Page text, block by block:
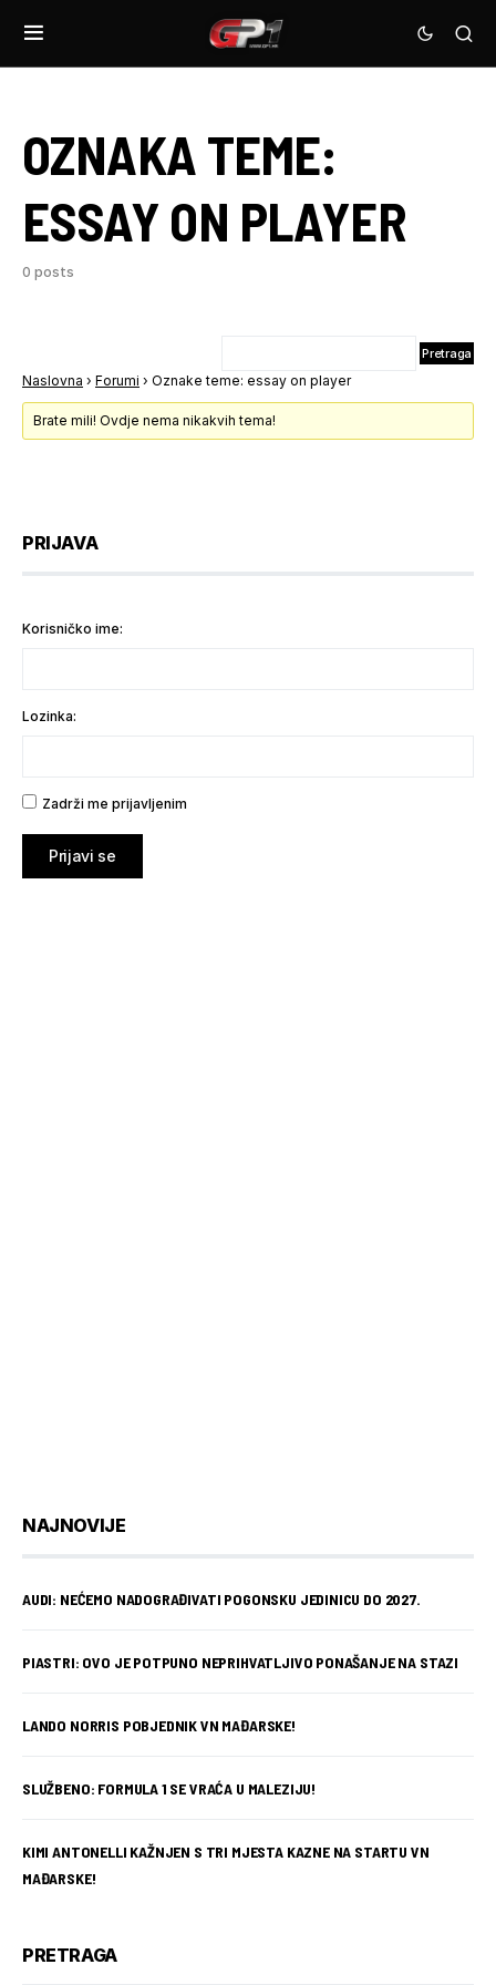
OZNAKA TEME:
ESSAY ON PLAYER
0 posts
Naslovna › Forumi › Oznake teme: essay on player
Brate mili! Ovdje nema nikakvih tema!
PRIJAVA
Korisničko ime:
Lozinka:
Zadrži me prijavljenim
Prijavi se
NAJNOVIJE
AUDI: NEĆEMO NADOGRAĐIVATI POGONSKU JEDINICU DO 2027.
PIASTRI: OVO JE POTPUNO NEPRIHVATLJIVO PONAŠANJE NA STAZI
LANDO NORRIS POBJEDNIK VN MAĐARSKE!
SLUŽBENO: FORMULA 1 SE VRAĆA U MALEZIJU!
KIMI ANTONELLI KAŽNJEN S TRI MJESTA KAZNE NA STARTU VN
MAĐARSKE!
PRETRAGA